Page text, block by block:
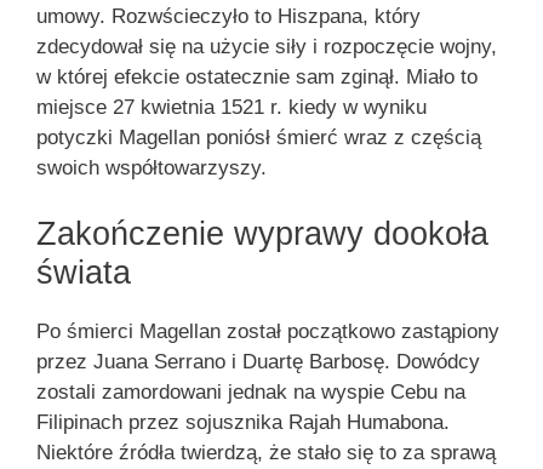
umowy. Rozwścieczyło to Hiszpana, który
zdecydował się na użycie siły i rozpoczęcie wojny,
w której efekcie ostatecznie sam zginął. Miało to
miejsce 27 kwietnia 1521 r. kiedy w wyniku
potyczki Magellan poniósł śmierć wraz z częścią
swoich współtowarzyszy.
Zakończenie wyprawy dookoła
świata
Po śmierci Magellan został początkowo zastąpiony
przez Juana Serrano i Duartę Barbosę. Dowódcy
zostali zamordowani jednak na wyspie Cebu na
Filipinach przez sojusznika Rajah Humabona.
Niektóre źródła twierdzą, że stało się to za sprawą